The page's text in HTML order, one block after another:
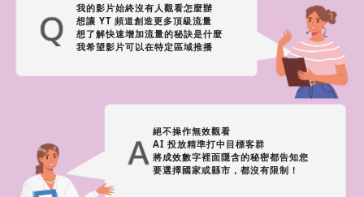
我的影片始終沒有人觀看怎麼辦
想讓 YT 頻道創造更多頂級流量
想了解快速增加流量的秘訣是什麼
我希望影片可以在特定區域推播
絕不操作無效觀看
AI 投放精準打中目標客群
將成效數字裡面隱含的秘密都告知您
要選擇國家或縣市，都沒有限制！